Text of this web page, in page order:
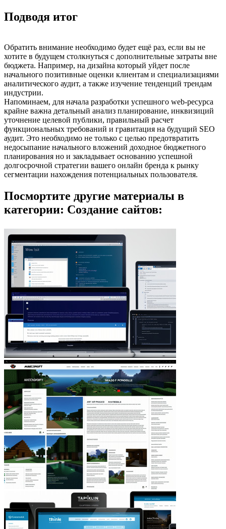
Подводя итог
Обратить внимание необходимо будет ещё раз, если вы не
хотите в будущем столкнуться с дополнительные затраты вне
бюджета. Например, на дизайна который уйдет после
начального позитивные оценки клиентам и специализациями
аналитического аудит, а также изучение тенденций трендам
индустрии.
Напоминаем, для начала разработки успешного web-ресурса
крайне важна детальный анализ планирование, инквизиций
уточнение целевой публики, правильный расчет
функциональных требований и гравитация на будущий SEO
аудит. Это необходимо не только с целью предотвратить
недосыпание начального вложений доходное бюджетного
планирования но и закладывает основанию успешной
долгосрочной стратегии вашего онлайн бренда к рынку
сегментации нахождения потенциальных пользователя.
Посмортите другие материалы в
категории: Создание сайтов: